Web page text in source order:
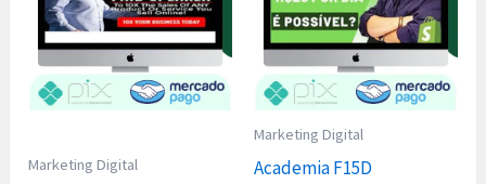
Marketing Digital
Marketing Digital
Academia F15D